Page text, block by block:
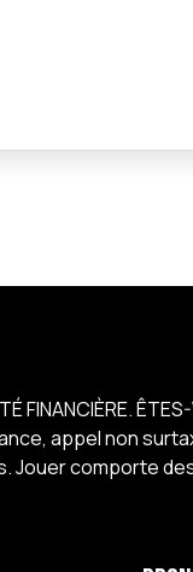
FINANCIÈRE.
appel non
Jouer comporte